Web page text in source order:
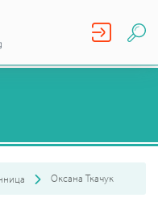
Оксана Ткачук